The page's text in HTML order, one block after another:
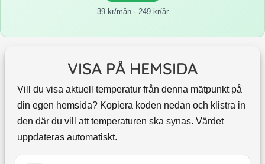
39 kr/mån · 249 kr/år
VISA PÅ HEMSIDA
Vill du visa aktuell temperatur från denna mätpunkt på
din egen hemsida? Kopiera koden nedan och klistra in
den där du vill att temperaturen ska synas. Värdet
uppdateras automatiskt.